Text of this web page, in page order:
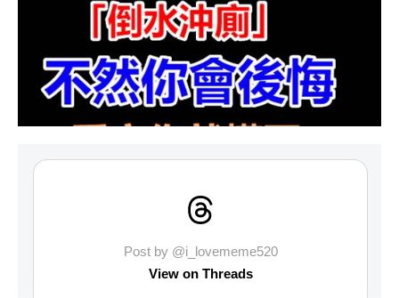
Post by @i_lovememe520
View on Threads